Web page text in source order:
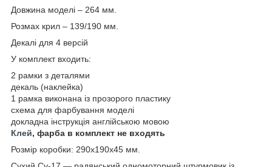
Довжина моделі – 264 мм.
Розмах крил – 139/190 мм.
Декалі для 4 версій
У комплект входить:
2 рамки з деталями
декаль (наклейка)
1 рамка виконана із прозорого пластику
схема для фарбування моделі
докладна інструкція англійською мовою
Клей, фарба в комплект не входять
Розмір коробки: 290x190x45 мм.